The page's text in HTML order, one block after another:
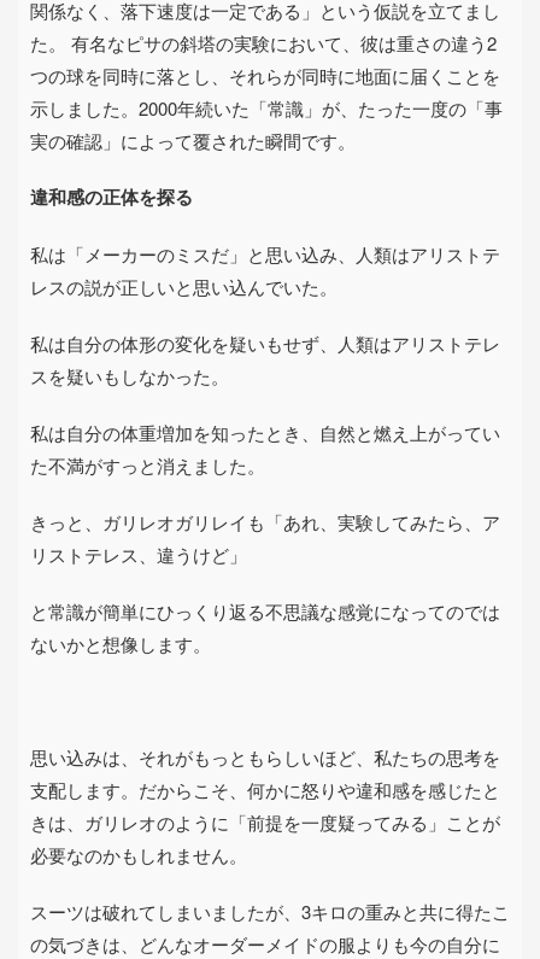
関係なく、落下速度は一定である」という仮説を立てまし
た。 有名なピサの斜塔の実験において、彼は重さの違う2
つの球を同時に落とし、それらが同時に地面に届くことを
示しました。 2000年続いた「常識」が、たった一度の「事
実の確認」によって覆された瞬間です。
違和感の正体を探る
私は「メーカーのミスだ」と思い込み、人類はアリストテ
レスの説が正しいと思い込んでいた。
私は自分の体形の変化を疑いもせず、人類はアリストテレ
スを疑いもしなかった。
私は自分の体重増加を知ったとき、自然と燃え上がってい
た不満がすっと消えました。
きっと、ガリレオガリレイも「あれ、実験してみたら、ア
リストテレス、違うけど」
と常識が簡単にひっくり返る不思議な感覚になってのでは
ないかと想像します。
思い込みは、それがもっともらしいほど、私たちの思考を
支配します。だからこそ、何かに怒りや違和感を感じたと
きは、ガリレオのように「前提を一度疑ってみる」ことが
必要なのかもしれません。
スーツは破れてしまいましたが、 3キロの重みと共に得たこ
の気づきは、どんなオーダーメイドの服よりも今の自分に